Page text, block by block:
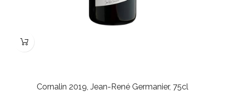
Cornalin 2019, Jean-René Germanier, 75cl